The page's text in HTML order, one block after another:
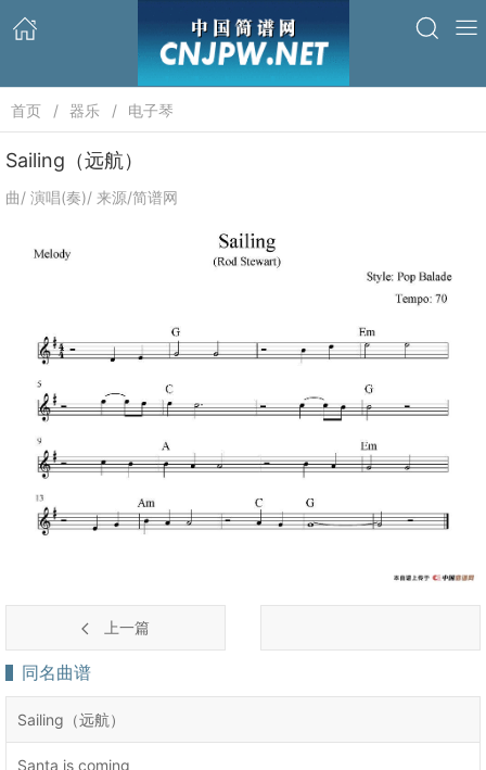
首页 器乐 电子琴
Sailing（远航）
曲/ 演唱(奏)/ 来源/简谱网
上一篇
同名曲谱
Sailing（远航）
Santa is coming